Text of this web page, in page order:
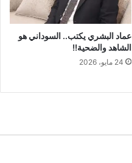
عماد البشري يكتب.. السوداني هو
الشاهد والضحية!!
24 مايو، 2026